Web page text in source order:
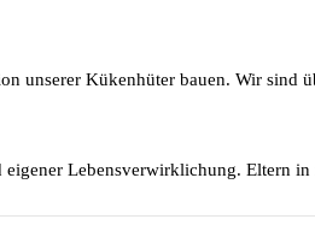
unserer Kükenhüter bauen. Wir
Lebensverwirklichung. Eltern